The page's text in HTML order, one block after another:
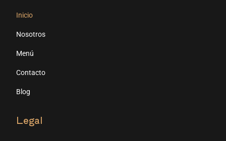
Inicio
Nosotros
Menú
Contacto
Blog
Legal